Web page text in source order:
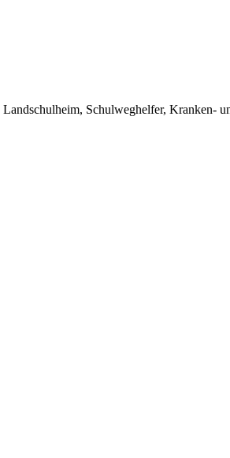
Schulweghelfer, Kranken-